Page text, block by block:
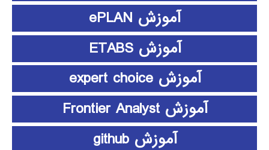
آموزش ePLAN
آموزش ETABS
آموزش expert choice
آموزش Frontier Analyst
آموزش github